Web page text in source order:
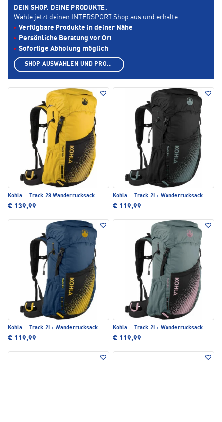
Kohla · Track 28 Wanderrucksack
€ 139,99
Kohla · Track 2L+ Wanderrucksack
€ 119,99
Kohla · Track 2L+ Wanderrucksack
€ 119,99
Kohla · Track 2L+ Wanderrucksack
€ 119,99
DEIN SHOP. DEINE PRODUKTE.
Wähle jetzt deinen INTERSPORT Shop aus und erhalte:
Verfügbare Produkte in deiner Nähe
Persönliche Beratung vor Ort
Sofortige Abholung möglich
SHOP AUSWÄHLEN UND PRODUKTE ANZEIGEN